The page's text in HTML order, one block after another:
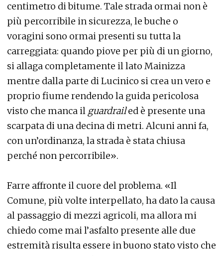
centimetro di bitume. Tale strada ormai non è
più percorribile in sicurezza, le buche o
voragini sono ormai presenti su tutta la
carreggiata: quando piove per più di un giorno,
si allaga completamente il lato Mainizza
mentre dalla parte di Lucinico si crea un vero e
proprio fiume rendendo la guida pericolosa
visto che manca il guardrailed è presente una
scarpata di una decina di metri. Alcuni anni fa,
con un’ordinanza, la strada è stata chiusa
perché non percorribile».
Farre affronte il cuore del problema. «Il
Comune, più volte interpellato, ha dato la causa
al passaggio di mezzi agricoli, ma allora mi
chiedo come mai l’asfalto presente alle due
estremità risulta essere in buono stato visto che